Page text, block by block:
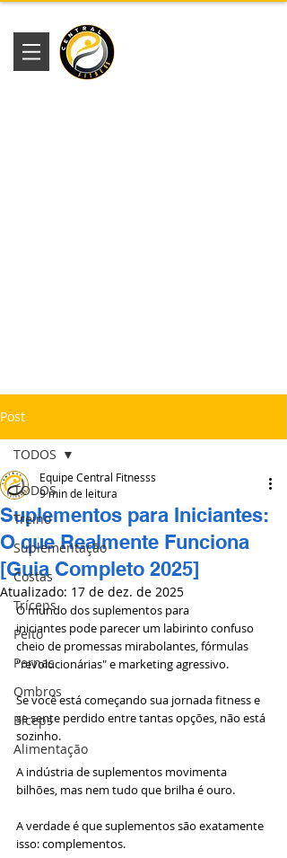
Post
TODOS
Treino
Suplementação
Costas
Tríceps
Peito
Pernas
Ombros
Bíceps
Alimentação
TODOS
Suplementos para Iniciantes:
O que Realmente Funciona
[Guia Completo 2025]
Equipe Central Fitnesss
9 min de leitura
Atualizado: 17 de dez. de 2025
O mundo dos suplementos para
iniciantes pode parecer um labirinto confuso
cheio de promessas mirabolantes, fórmulas
"revolucionárias" e marketing agressivo.
Se você está começando sua jornada fitness e
se sente perdido entre tantas opções, não está
sozinho.
A indústria de suplementos movimenta
bilhões, mas nem tudo que brilha é ouro.
A verdade é que suplementos são exatamente
isso: complementos.